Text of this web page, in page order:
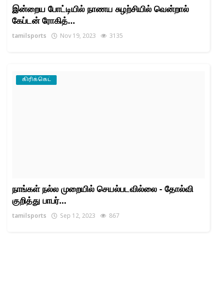
இன்றைய போட்டியில் நாணய சுழற்சியில் வென்றால்
கேப்டன் ரோகித்...
tamilsports Nov 19, 2023 3135
கிரிக்கெட்
நாங்கள் நல்ல முறையில் செயல்படவில்லை - தோல்வி
குறித்து பாபர்...
tamilsports Sep 12, 2023 867